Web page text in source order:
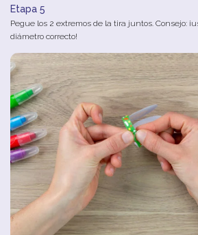
Etapa 5
Pegue los 2 extremos de la tira juntos. Consejo:
diámetro correcto!